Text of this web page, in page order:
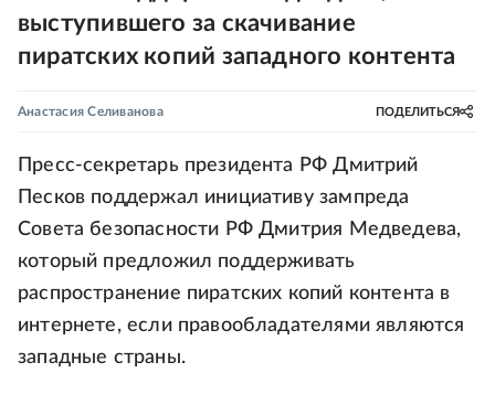
выступившего за скачивание
пиратских копий западного контента
Анастасия Селиванова ПОДЕЛИТЬСЯ
Пресс-секретарь президента РФ Дмитрий
Песков поддержал инициативу зампреда
Совета безопасности РФ Дмитрия Медведева,
который предложил поддерживать
распространение пиратских копий контента в
интернете, если правообладателями являются
западные страны.